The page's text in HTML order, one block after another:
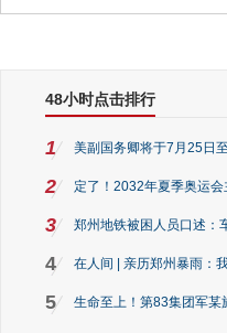
48小时点击排行
1 美副国务卿将于7月25日
2 定了！2032年夏季奥运
3 郑州地铁被困人员口述：
4 在人间 | 亲历郑州暴雨：
5 生命至上！第83集团军某